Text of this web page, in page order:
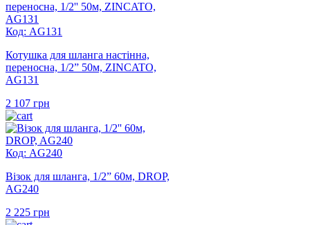
Код: AG131
Котушка для шланга настінна,
переносна, 1/2” 50м, ZINCATO,
AG131
2 107 грн
Код: AG240
Візок для шланга, 1/2” 60м, DROP,
AG240
2 225 грн